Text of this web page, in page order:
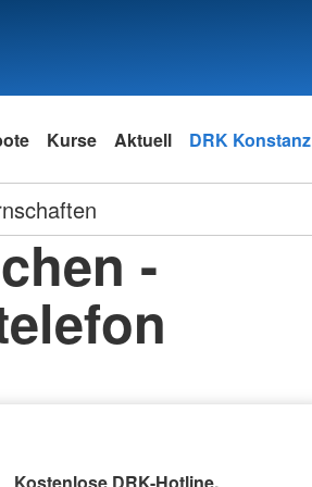
Kurse Aktuell DRK Konstanz
-
Kostenlose DRK-Hotline.